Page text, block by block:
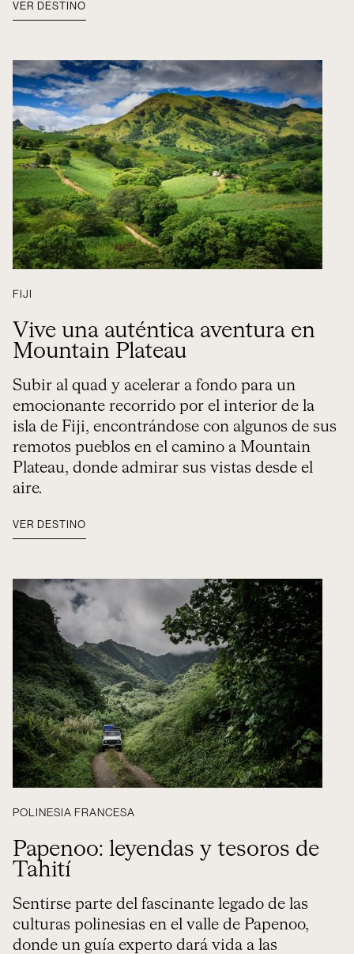
VER DESTINO
FIJI
Vive una auténtica aventura en
Mountain Plateau
Subir al quad y acelerar a fondo para un
emocionante recorrido por el interior de la
isla de Fiji, encontrándose con algunos de sus
remotos pueblos en el camino a Mountain
Plateau, donde admirar sus vistas desde el
aire.
VER DESTINO
POLINESIA FRANCESA
Papenoo: leyendas y tesoros de
Tahití
Sentirse parte del fascinante legado de las
culturas polinesias en el valle de Papenoo,
donde un guía experto dará vida a las